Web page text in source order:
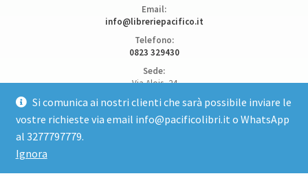
Si comunica ai nostri clienti che sarà possibile inviare le
vostre richieste via email info@pacificolibri.it o WhatsApp
al 3277797779.
Ignora
Email:
info@libreriepacifico.it
Telefono:
0823 329430
Sede:
Via Alois, 24
81100 Caserta
Apri posizione su Google Maps